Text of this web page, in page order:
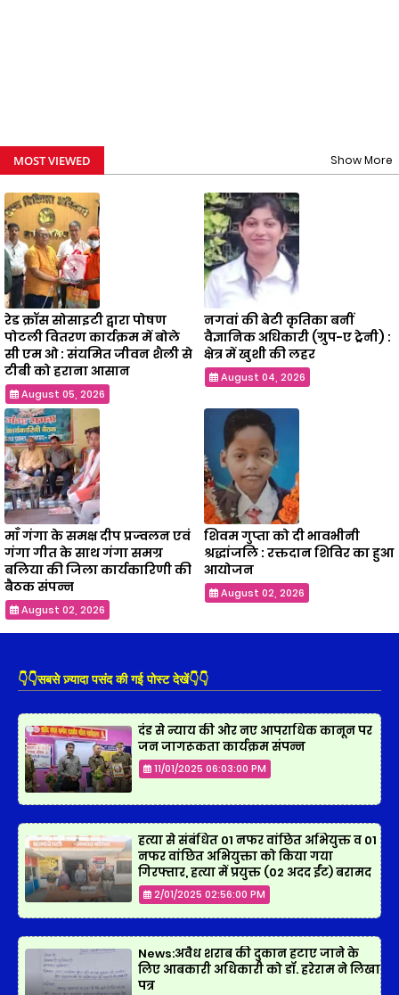
MOST VIEWED Show More
रेड क्रॉस सोसाइटी द्वारा पोषण
पोटली वितरण कार्यक्रम में बोले
सी एम ओ : संयमित जीवन शैली से
टीबी को हराना आसान
August 05, 2026
नगवां की बेटी कृतिका बनीं
वैज्ञानिक अधिकारी (ग्रुप-ए ट्रेनी) :
क्षेत्र में खुशी की लहर
August 04, 2026
माँ गंगा के समक्ष दीप प्रज्वलन एवं
गंगा गीत के साथ गंगा समग्र
बलिया की जिला कार्यकारिणी की
बैठक संपन्न
August 02, 2026
शिवम गुप्ता को दी भावभीनी
श्रद्धांजलि : रक्तदान शिविर का हुआ
आयोजन
August 02, 2026
👇👇सबसे ज़्यादा पसंद की गई पोस्ट देखें👇👇
दंड से न्याय की ओर नए आपराधिक कानून पर
जन जागरूकता कार्यक्रम संपन्न
11/01/2025 06:03:00 PM
हत्या से संबंधित 01 नफर वांछित अभियुक्त व 01
नफर वांछित अभियुक्ता को किया गया
गिरफ्तार, हत्या में प्रयुक्त (02 अदद ईंट) बरामद
2/01/2025 02:56:00 PM
News:अवैध शराब की दुकान हटाए जाने के
लिए आबकारी अधिकारी को डॉ. हरेराम ने लिखा
पत्र